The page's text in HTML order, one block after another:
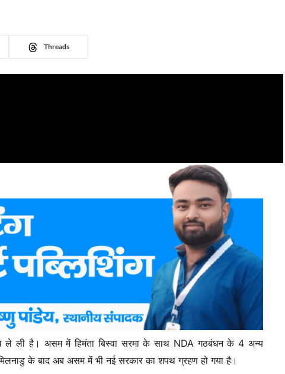
Threads
ली है। असम में हिमंता बिस्वा सरमा के साथ NDA गठबंधन के 4 अन्य
के बाद अब असम में भी नई सरकार का शपथ ग्रहण हो गया है।